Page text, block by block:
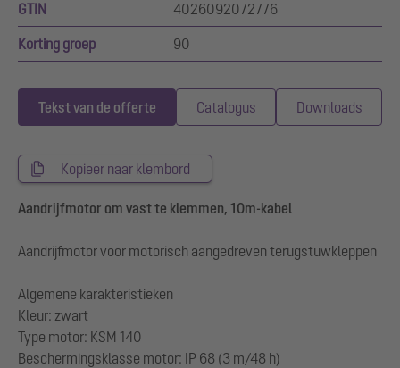
GTIN 4026092072776
Korting groep 90
Tekst van de offerte Catalogus Downloads
Kopieer naar klembord
Aandrijfmotor om vast te klemmen, 10m-kabel
Aandrijfmotor voor motorisch aangedreven terugstuwkleppen
Algemene karakteristieken
Kleur: zwart
Type motor: KSM 140
Beschermingsklasse motor: IP 68 (3 m/48 h)